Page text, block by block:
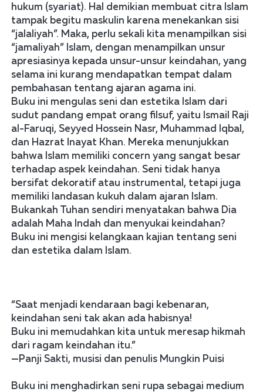
hukum (syariat). Hal demikian membuat citra Islam
tampak begitu maskulin karena menekankan sisi
“jalaliyah”. Maka, perlu sekali kita menampilkan sisi
“jamaliyah” Islam, dengan menampilkan unsur
apresiasinya kepada unsur-unsur keindahan, yang
selama ini kurang mendapatkan tempat dalam
pembahasan tentang ajaran agama ini.
Buku ini mengulas seni dan estetika Islam dari
sudut pandang empat orang filsuf, yaitu Ismail Raji
al-Faruqi, Seyyed Hossein Nasr, Muhammad Iqbal,
dan Hazrat Inayat Khan. Mereka menunjukkan
bahwa Islam memiliki concern yang sangat besar
terhadap aspek keindahan. Seni tidak hanya
bersifat dekoratif atau instrumental, tetapi juga
memiliki landasan kukuh dalam ajaran Islam.
Bukankah Tuhan sendiri menyatakan bahwa Dia
adalah Maha Indah dan menyukai keindahan?
Buku ini mengisi kelangkaan kajian tentang seni
dan estetika dalam Islam.
“Saat menjadi kendaraan bagi kebenaran,
keindahan seni tak akan ada habisnya!
Buku ini memudahkan kita untuk meresap hikmah
dari ragam keindahan itu.”
—Panji Sakti, musisi dan penulis Mungkin Puisi
Buku ini menghadirkan seni rupa sebagai medium